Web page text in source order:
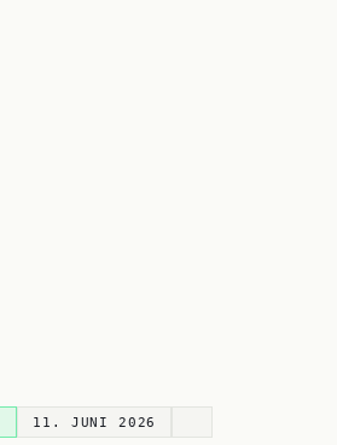
11. JUNI 2026